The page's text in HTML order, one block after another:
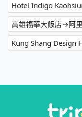
高雄福華大飯店→阿
Kung Shang Design